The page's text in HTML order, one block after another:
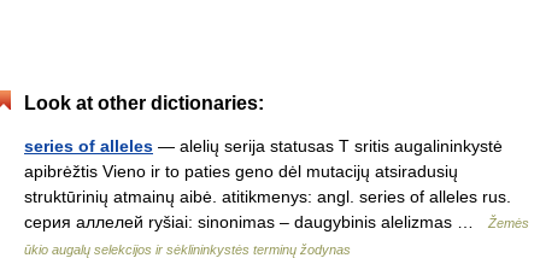
Look at other dictionaries:
series of alleles — alelių serija statusas T sritis augalininkystė
apibrėžtis Vieno ir to paties geno dėl mutacijų atsiradusių
struktūrinių atmainų aibė. atitikmenys: angl. series of alleles rus.
серия аллелей ryšiai: sinonimas – daugybinis alelizmas …
Žemės
ūkio augalų selekcijos ir sėklininkystės terminų žodynas